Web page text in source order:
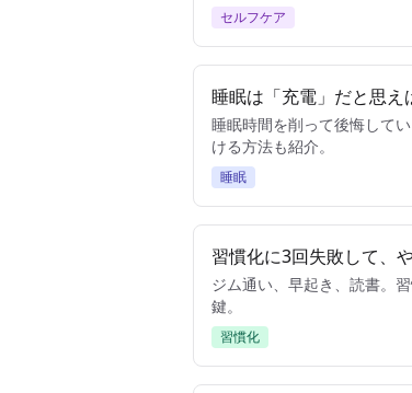
セルフケア
睡眠は「充電」だと思え
睡眠時間を削って後悔して
ける方法も紹介。
睡眠
習慣化に3回失敗して、
ジム通い、早起き、読書。
鍵。
習慣化